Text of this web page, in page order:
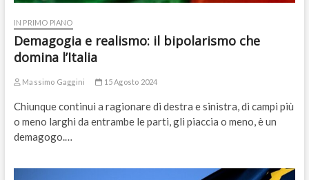
IN PRIMO PIANO
Demagogia e realismo: il bipolarismo che
domina l’Italia
Massimo Gaggini 15 Agosto 2024
Chiunque continui a ragionare di destra e sinistra, di campi più
o meno larghi da entrambe le parti, gli piaccia o meno, è un
demagogo.…